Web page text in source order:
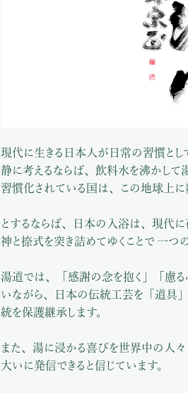
現代に生きる日本人が日常の習慣と
静に考えるならば、飲料水を沸かして
習慣化されている国は、この地球上に
とするならば、日本の入浴は、現代
神と捺式を突き詰めてゆくことで 一つ
湯道では、「感謝の念を抱く」「慮
いながら、日本の伝統工芸を「道具
統を保護継承します。
また、湯に浸かる喜びを世界中の人
大いに発信できると信じています。